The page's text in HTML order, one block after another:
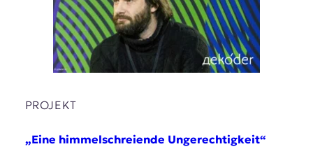
PROJEKT
„Eine himmelschreiende Ungerechtigkeit“